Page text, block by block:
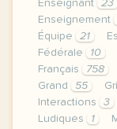
Enseignant
23
Enseignement
Équipe
21
Fédérale
10
Français
758
Grand
55
Interactions
3
Ludiques
1